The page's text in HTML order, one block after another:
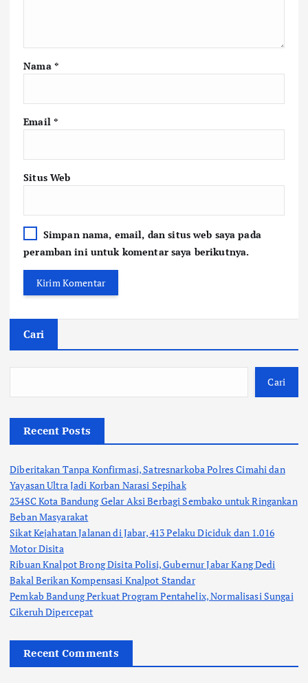
Nama *
Email *
Situs Web
Simpan nama, email, dan situs web saya pada
peramban ini untuk komentar saya berikutnya.
Cari
Cari
Recent Posts
Diberitakan Tanpa Konfirmasi, Satresnarkoba Polres Cimahi dan
Yayasan Ultra Jadi Korban Narasi Sepihak
234SC Kota Bandung Gelar Aksi Berbagi Sembako untuk Ringankan
Beban Masyarakat
Sikat Kejahatan Jalanan di Jabar, 413 Pelaku Diciduk dan 1.016
Motor Disita
Ribuan Knalpot Brong Disita Polisi, Gubernur Jabar Kang Dedi
Bakal Berikan Kompensasi Knalpot Standar
Pemkab Bandung Perkuat Program Pentahelix, Normalisasi Sungai
Cikeruh Dipercepat
Recent Comments